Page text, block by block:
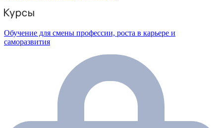
Обучение для смены профессии, роста в карьере и
саморазвития